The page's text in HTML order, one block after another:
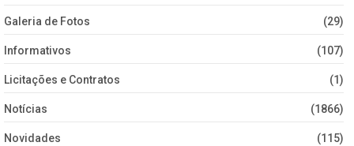
Galeria de Fotos (29)
Informativos (107)
Licitações e Contratos (1)
Notícias (1866)
Novidades (115)